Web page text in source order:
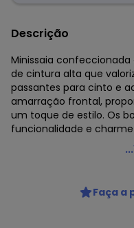
Descrição
Minissaia
de cintura alta que
passantes para cinto e
amarração frontal,
um toque de estilo. Os
funcionalidade e
Sofie - Minissaia em
Código do produto:
Comprimento: Curto
Faça a